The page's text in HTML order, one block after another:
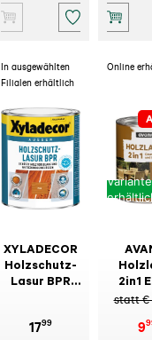
In ausgewählten
Filialen erhältlich
XYLADECOR
Holzschutz-
Lasur BPR
1799
Online
2in1
statt €
9